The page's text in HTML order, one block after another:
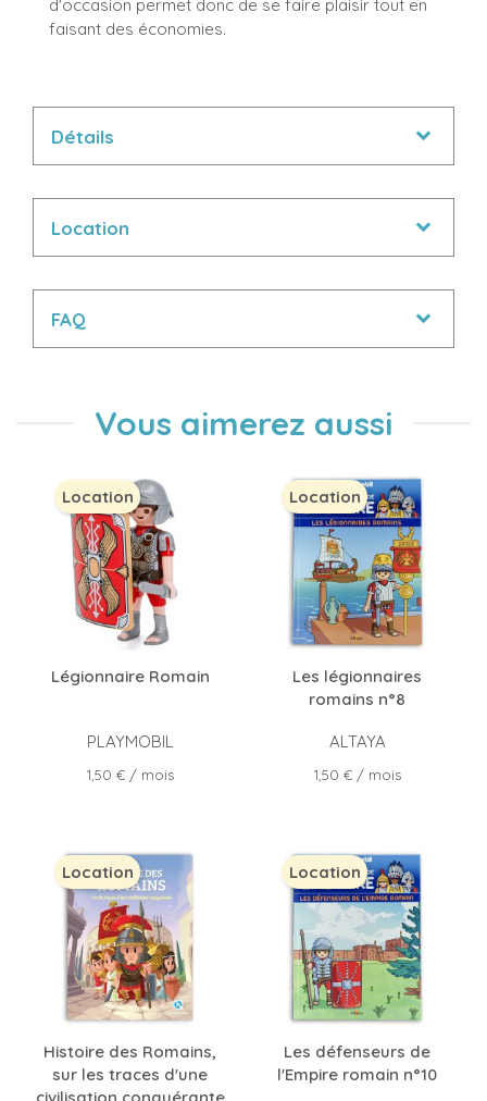
d'occasion permet donc de se faire plaisir tout en
faisant des économies.
Détails
Location
FAQ
Vous aimerez aussi
Légionnaire Romain
PLAYMOBIL
Prix
1,50 €/ mois
Location
Les légionnaires
romains n°8
ALTAYA
Prix
1,50 €/ mois
Location
Histoire des Romains,
sur les traces d'une
Location
Les défenseurs de
l'Empire romain n°10
Location